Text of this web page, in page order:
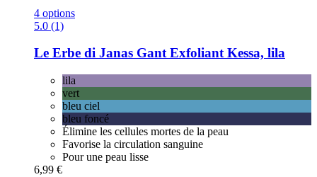
4 options
5.0 (1)
Le Erbe di Janas Gant Exfoliant Kessa, lila
lila
vert
bleu ciel
bleu foncé
Élimine les cellules mortes de la peau
Favorise la circulation sanguine
Pour une peau lisse
6,99 €